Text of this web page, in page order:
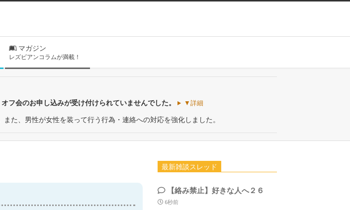
マガジン
レズビアンコラムが満載！
フ会のお申し込みが受け付けられていませんでした。 ▼詳細
た、男性が女性を装って行う行為・連絡への対応を強化しました。
最新雑談スレッド
【絡み禁止】好きな人へ２６
6秒前